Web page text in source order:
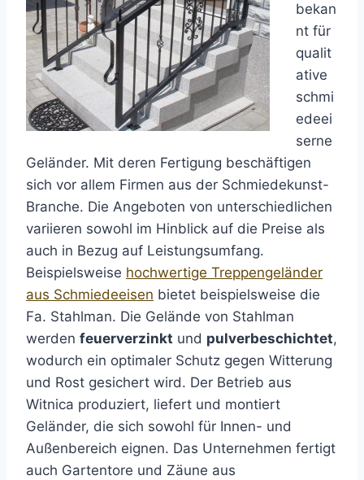
bekan
nt für
qualit
ative
schmi
edeei
serne
Geländer. Mit deren Fertigung beschäftigen
sich vor allem Firmen aus der Schmiedekunst-
Branche. Die Angeboten von unterschiedlichen
variieren sowohl im Hinblick auf die Preise als
auch in Bezug auf Leistungsumfang.
Beispielsweise hochwertige Treppengeländer
aus Schmiedeeisen bietet beispielsweise die
Fa. Stahlman. Die Gelände von Stahlman
werden feuerverzinkt und pulverbeschichtet,
wodurch ein optimaler Schutz gegen Witterung
und Rost gesichert wird. Der Betrieb aus
Witnica produziert, liefert und montiert
Geländer, die sich sowohl für Innen- und
Außenbereich eignen. Das Unternehmen fertigt
auch Gartentore und Zäune aus